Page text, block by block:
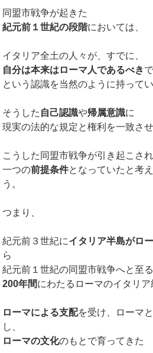
同盟市戦争が起きた
紀元前１世紀の段階においては、
イタリア全土の人々が、すでに、
自分は本来はローマ人であるべき
という認識を当然のように持ってい
そうした 自己認識や帰属意識に
現実の法的な規定と権利を一致さ
こうした同盟市戦争が引き起こさ
一つの前提条件となっていたと考
う。
つまり、
紀元前３世紀にイタリア半島がロ
ら
紀元前１世紀の同盟市戦争へと至
200年間にわたるローマのイタリア
ローマによる支配を受け、ローマ
し、
ローマの文化のもとで育ってきた